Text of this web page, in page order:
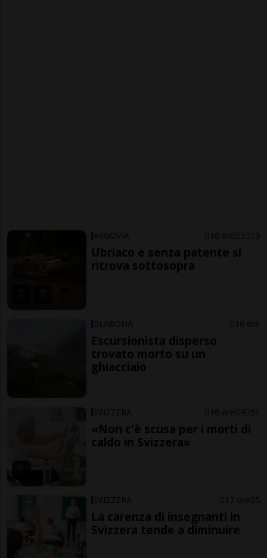
ARGOVIA 16 ore 3 19
Ubriaco e senza patente si
ritrova sottosopra
GLARONA 16 ore
Escursionista disperso
trovato morto su un
ghiacciaio
SVIZZERA 16 ore 9 51
«Non c'è scusa per i morti di
caldo in Svizzera»
SVIZZERA 17 ore 5
La carenza di insegnanti in
Svizzera tende a diminuire